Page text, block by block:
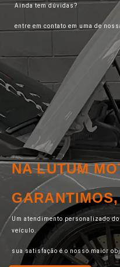
Ainda tem dúvidas?
entre em contato em uma de
NA LUTUM
GARANTIMOS,
Um atendimento personalizado
veículo.
sua satisfação é o nosso maior